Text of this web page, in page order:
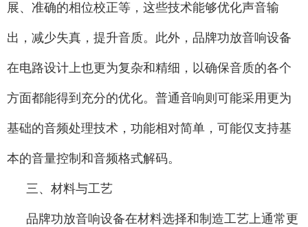
展、准确的相位校正等，这些技术能够优化声音输
出，减少失真，提升音质。此外，品牌功放音响设备
在电路设计上也更为复杂和精细，以确保音质的各个
方面都能得到充分的优化。普通音响则可能采用更为
基础的音频处理技术，功能相对简单，可能仅支持基
本的音量控制和音频格式解码。
三、材料与工艺
品牌功放音响设备在材料选择和制造工艺上通常更